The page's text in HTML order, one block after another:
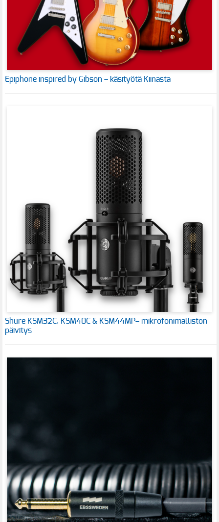
Epiphone inspired by Gibson – käsityötä Kiinasta
Shure KSM32C, KSM40C & KSM44MP– mikrofonimalliston
päivitys